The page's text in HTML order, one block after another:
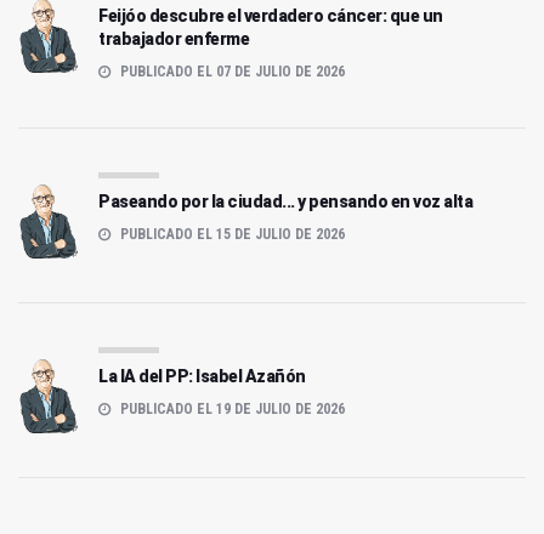
Feijóo descubre el verdadero cáncer: que un
trabajador enferme
PUBLICADO EL 07 DE JULIO DE 2026
Paseando por la ciudad... y pensando en voz alta
PUBLICADO EL 15 DE JULIO DE 2026
La IA del PP: Isabel Azañón
PUBLICADO EL 19 DE JULIO DE 2026